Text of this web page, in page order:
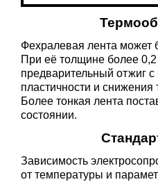
Фехралевая лента может
При её толщине более
предварительный отжиг
пластичности и снижения
Более тонкая лента
состоянии.
Зависимость
от температуры и